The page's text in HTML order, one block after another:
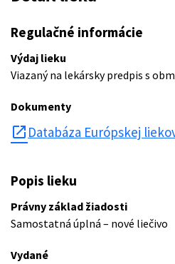
Regulačné informácie
Výdaj lieku
Viazaný na lekársky predpis s
Dokumenty
open_in_new Databáza Európskej
Popis lieku
Právny základ žiadosti
Samostatná úplná – nové liečivo
Vydané